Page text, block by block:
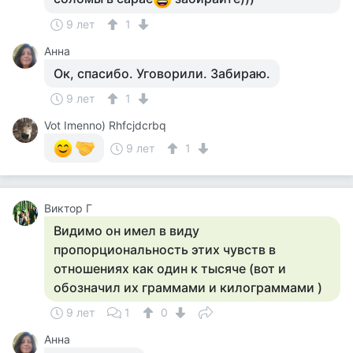
9 лет
1
Анна
Ок, спасибо. Уговорили. Забираю.
9 лет
1
Vot Imenno) Rhfcjdcrbq
9 лет
1
Виктор Г
Видимо он имел в виду
пропорциональность этих чувств в
отношениях как один к тысяче (вот и
обозначил их граммами и килограммами )
9 лет 1
0
Анна